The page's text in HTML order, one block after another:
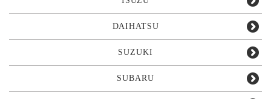
DAIHATSU
SUZUKI
SUBARU